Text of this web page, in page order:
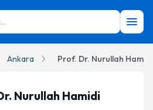
Ankara Prof. Dr. Nurullah Hamidi
Nurullah Hamidi